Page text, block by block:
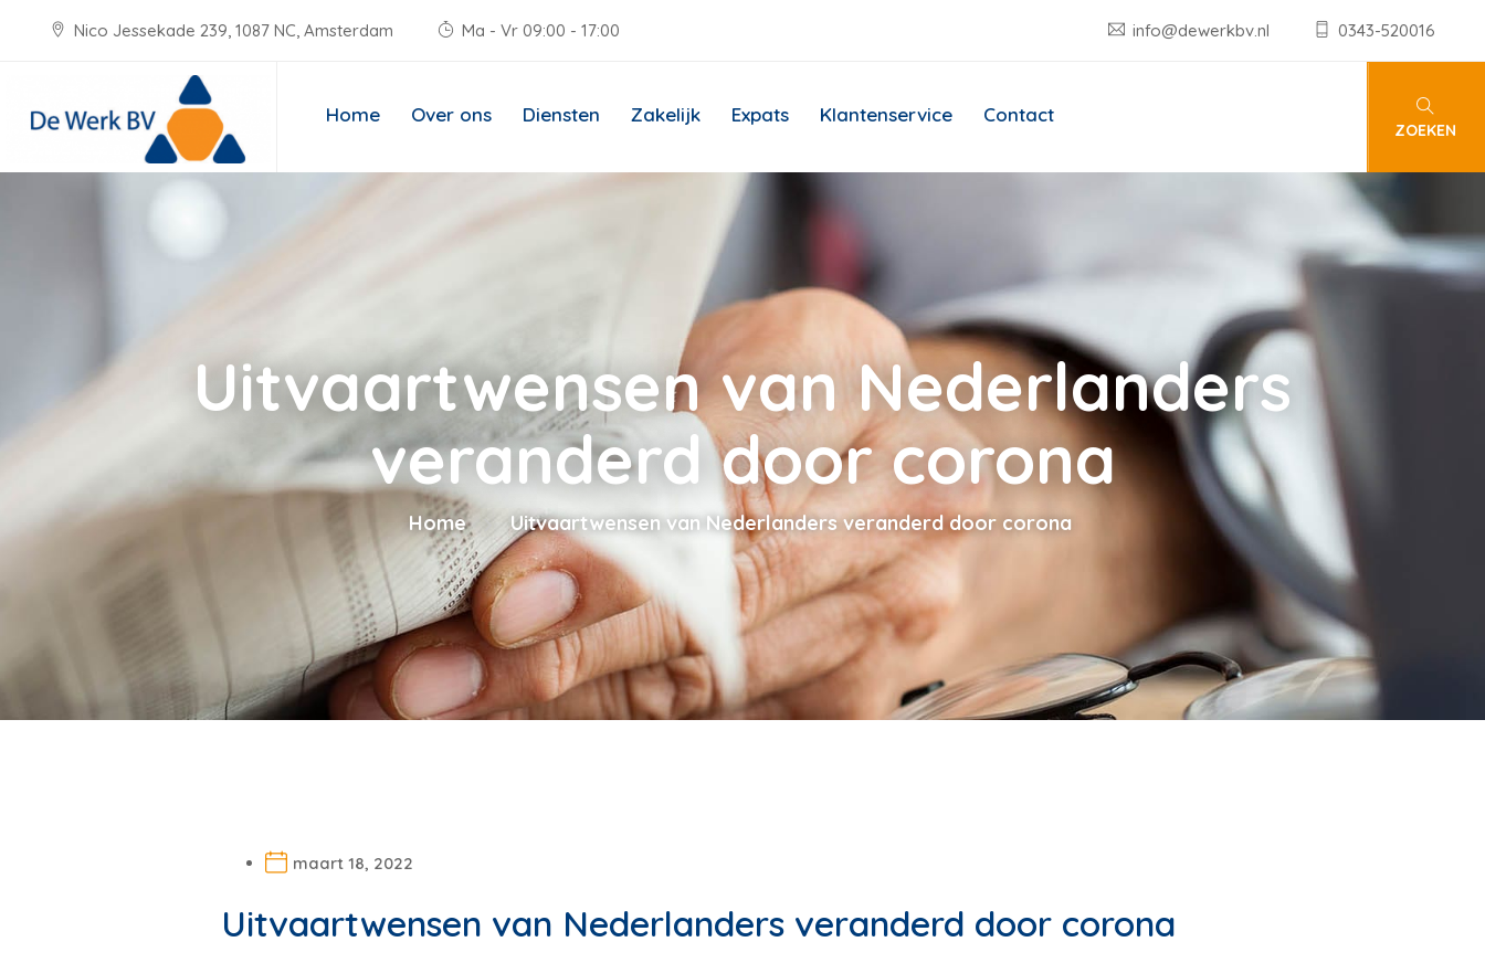
Nico Jessekade 239, 1087 NC, Amsterdam Ma - Vr 09:00 - 17:00 info@dewerkbv.nl 0343-520016
Home Over ons Diensten Zakelijk Expats Klantenservice Contact
ZOEKEN
Uitvaartwensen van Nederlanders
veranderd door corona
Home Uitvaartwensen van Nederlanders veranderd door corona
maart 18, 2022
Uitvaartwensen van Nederlanders veranderd door corona